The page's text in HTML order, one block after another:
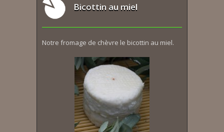
Bicottin au miel
Notre fromage de chèvre le bicottin au miel.